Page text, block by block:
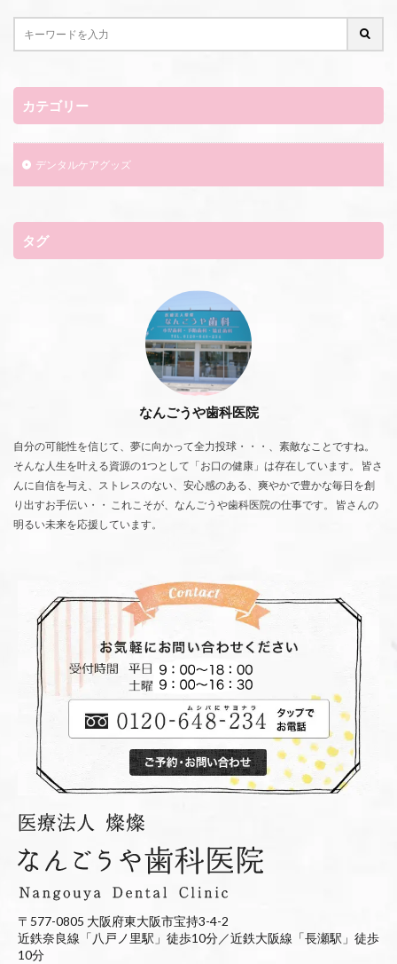
カテゴリー
デンタルケアグッズ
タグ
なんごうや歯科医院
自分の可能性を信じて、夢に向かって全力投球・・・、素敵なことですね。
そんな人生を叶える資源の1つとして「お口の健康」は存在しています。 皆さ
んに自信を与え、ストレスのない、安心感のある、爽やかで豊かな毎日を創
り出すお手伝い・・ これこそが、なんごうや歯科医院の仕事です。 皆さんの
明るい未来を応援しています。
〒577-0805 大阪府東大阪市宝持3-4-2
近鉄奈良線「八戸ノ里駅」徒歩10分／近鉄大阪線「長瀬駅」徒歩
10分